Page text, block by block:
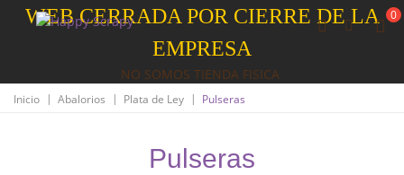
WEB CERRADA POR CIERRE DE LA
EMPRESA
NO SOMOS TIENDA FISICA
0
Inicio | Abalorios | Plata de Ley | Pulseras
Pulseras